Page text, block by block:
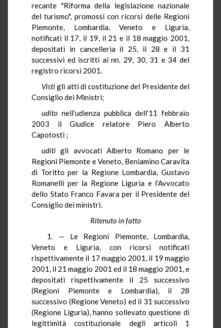
recante "Riforma della legislazione nazionale
del turismo", promossi con ricorsi delle Regioni
Piemonte, Lombardia, Veneto e Liguria,
notificati il 17, il 19, il 21 e il 18 maggio 2001,
depositati in cancelleria il 25, il 28 e il 31
successivi ed iscritti ai nn. 29, 30, 31 e 34 del
registro ricorsi 2001.
Vistigli atti di costituzione del Presidente del
Consiglio dei Ministri;
udito nell’udienza pubblica dell’11 febbraio
2003 il Giudice relatore Piero Alberto
Capotosti ;
uditigli avvocati Alberto Romano per le
Regioni Piemonte e Veneto, Beniamino Caravita
di Toritto per la Regione Lombardia, Gustavo
Romanelli per la Regione Liguria e l’Avvocato
dello Stato Franco Favara per il Presidente del
Consiglio dei ministri.
Ritenuto in fatto
1. — Le Regioni Piemonte, Lombardia,
Veneto e Liguria, con ricorsi notificati
rispettivamente il 17 maggio 2001, il 19 maggio
2001, il 21 maggio 2001 ed il 18 maggio 2001, e
depositati rispettivamente il 25 successivo
(Regioni Piemonte e Lombardia), il 28
successivo (Regione Veneto) ed il 31 successivo
(Regione Liguria), hanno sollevato questione di
legittimità costituzionale degli articoli 1